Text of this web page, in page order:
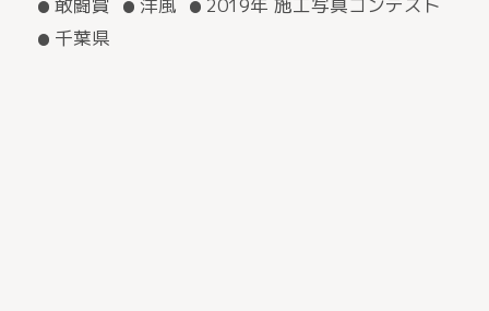
敢闘賞
洋風
2019年 施工写真コンテスト
千葉県